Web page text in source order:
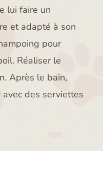
lui faire un
et adapté à son
pour
Réaliser le
Après le bain,
des serviettes